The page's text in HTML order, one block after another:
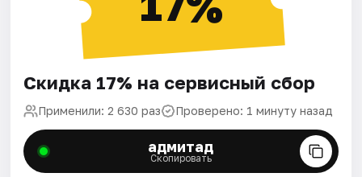
Скидка 17% на сервисный сбор
Применили: 2 630 раз Проверено: 1 минуту назад
адмитад
Скопировать